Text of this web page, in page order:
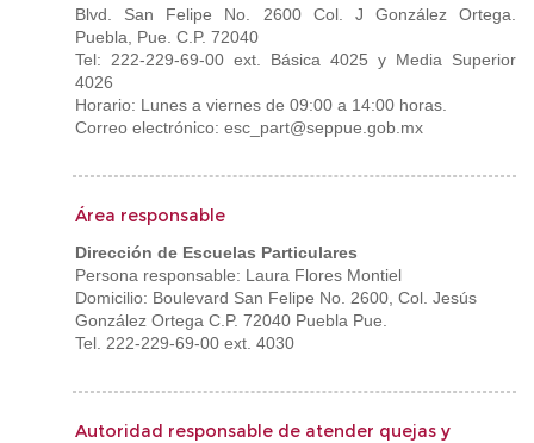
Blvd. San Felipe No. 2600 Col. J González Ortega.
Puebla, Pue. C.P. 72040
Tel: 222-229-69-00 ext. Básica 4025 y Media Superior
4026
Horario: Lunes a viernes de 09:00 a 14:00 horas.
Correo electrónico: esc_part@seppue.gob.mx
Área responsable
Dirección de Escuelas Particulares
Persona responsable: Laura Flores Montiel
Domicilio: Boulevard San Felipe No. 2600, Col. Jesús
González Ortega C.P. 72040 Puebla Pue.
Tel. 222-229-69-00 ext. 4030
Autoridad responsable de atender quejas y